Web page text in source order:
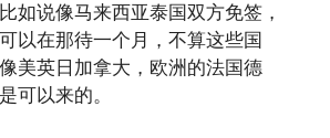
如说像马来西亚泰国双方免签，
以在那待一个月，不算这些国
美英日加拿大，欧洲的法国德
可以来的。